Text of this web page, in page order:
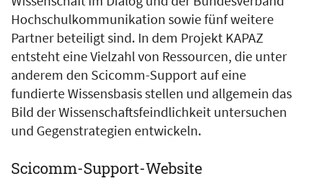
Hochschulkommunikation sowie fünf weitere
Partner beteiligt sind. In dem Projekt KAPAZ
entsteht eine Vielzahl von Ressourcen, die unter
anderem den Scicomm-Support auf eine
fundierte Wissensbasis stellen und allgemein das
Bild der Wissenschaftsfeindlichkeit untersuchen
und Gegenstrategien entwickeln.
Scicomm-Support-Website